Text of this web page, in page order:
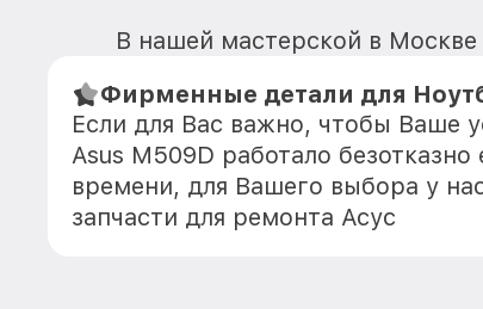
В нашей мастерской в
Фирменные детали для
Если для Вас важно, чтобы Ваше
Asus M509D работало
времени, для Вашего выбора у
запчасти для ремонта Асус